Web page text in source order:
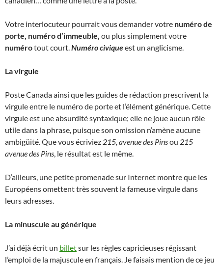
Votre interlocuteur pourrait vous demander votre numéro de
porte, numéro d’immeuble, ou plus simplement votre
numérotout court.Numéro civiqueest un anglicisme.
La virgule
Poste Canada ainsi que les guides de rédaction prescrivent la
virgule entre le numéro de porte et l’élément générique. Cette
virgule est une absurdité syntaxique; elle ne joue aucun rôle
utile dans la phrase, puisque son omission n’amène aucune
ambigüité. Que vous écriviez 215, avenue des Pinsou 215
avenue des Pins, le résultat est le même.
D’ailleurs, une petite promenade sur Internet montre que les
Européens omettent très souvent la fameuse virgule dans
leurs adresses.
La minuscule au générique
J’ai déjà écrit un billetsur les règles capricieuses régissant
l’emploi de la majuscule en français. Je faisais mention de ce jeu